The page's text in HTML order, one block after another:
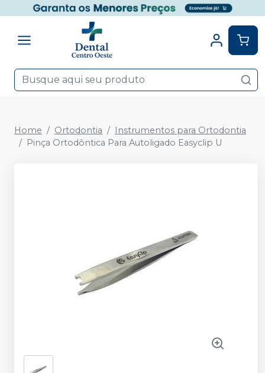
Home Ortodontia
Instrumentos para Ortodontia
Pinça Ortodôntica Para Autoligado Easyclip U